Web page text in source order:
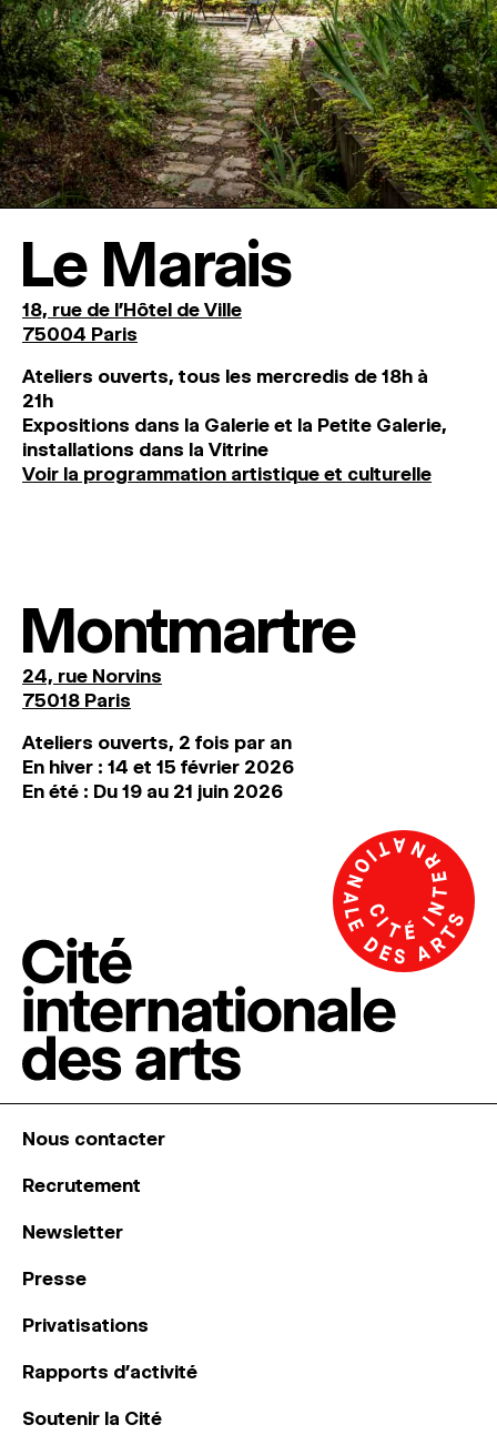
Le Marais
18, rue de l'Hôtel de Ville
75004 Paris
Ateliers ouverts, tous les mercredis de 18h à
21h
Expositions dans la Galerie et la Petite Galerie,
installations dans la Vitrine
Voir la programmation artistique et culturelle
Montmartre
24, rue Norvins
75018 Paris
Ateliers ouverts, 2 fois par an
En hiver : 14 et 15 février 2026
En été : Du 19 au 21 juin 2026
Nous contacter
Recrutement
Newsletter
Presse
Privatisations
Rapports d’activité
Soutenir la Cité